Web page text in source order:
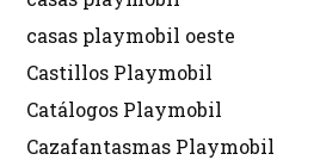
casas playmobil oeste
Castillos Playmobil
Catálogos Playmobil
Cazafantasmas Playmobil